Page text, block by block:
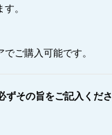
。
ご購入可能です。
その旨をご記入くださ